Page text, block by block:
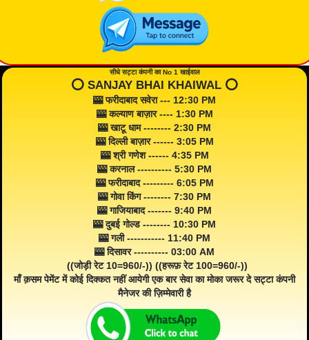
सीधे सट्टा कंपनी का No 1 खाईवाल
⭕️ SANJAY BHAI KHAIWAL ⭕️
🎰 फरीदाबाद सवेरा --- 12:30 PM
🎰 कल्याण बाज़ार ---- 1:30 PM
🎰 खाटू धाम -------- 2:30 PM
🎰 दिल्ली बाज़ार ------ 3:05 PM
🎰 श्री गणेश ------ 4:35 PM
🎰 करनाल ---------- 5:30 PM
🎰 फरीदाबाद --------- 6:05 PM
🎰 गोवा किंग -------- 7:30 PM
🎰 गाजियाबाद ------- 9:40 PM
🎰 दुबई गोल्ड -------- 10:30 PM
🎰 गली ----------- 11:40 PM
🎰 दिसावर ---------- 03:00 AM
((जोड़ी रेट 10=960/-)) ((हरूफ़ रेट 100=960/-))
माँ क़सम पेमेंट में कोई दिक्कत नहीं आयेगी एक बार सेवा का मोका जरूर दे सट्टा कंपनी
मैनेजर की ज़िम्मेवारी है